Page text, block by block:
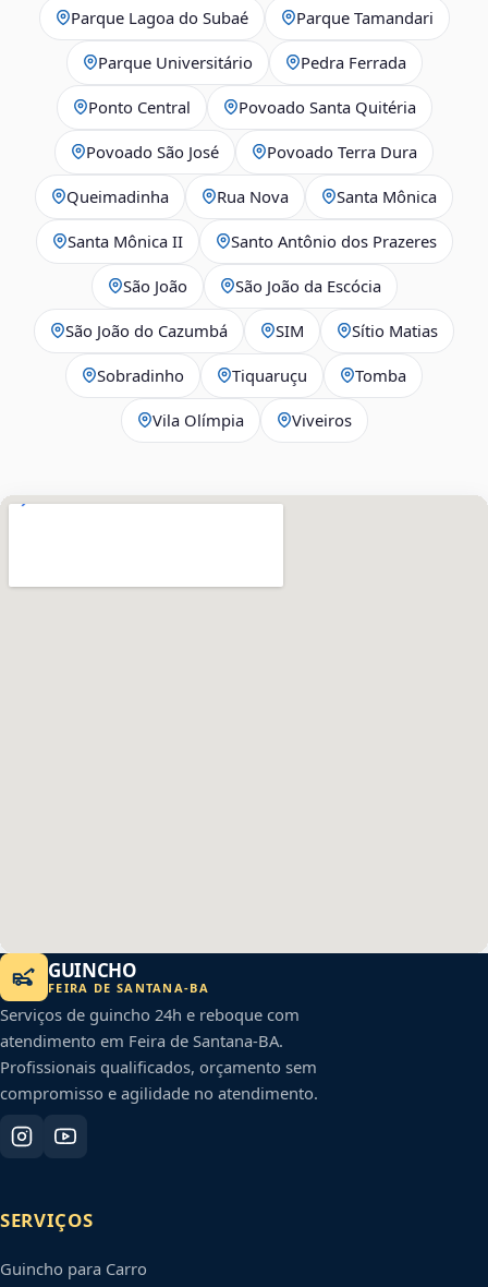
Parque Lagoa do Subaé Parque Tamandari
Parque Universitário Pedra Ferrada
Ponto Central Povoado Santa Quitéria
Povoado São José Povoado Terra Dura
Queimadinha Rua Nova Santa Mônica
Santa Mônica II Santo Antônio dos Prazeres
São João São João da Escócia
São João do Cazumbá SIM Sítio Matias
Sobradinho Tiquaruçu Tomba
Vila Olímpia Viveiros
GUINCHO
FEIRA DE SANTANA-BA
Serviços de guincho 24h e reboque com
atendimento em Feira de Santana-BA.
Profissionais qualificados, orçamento sem
compromisso e agilidade no atendimento.
SERVIÇOS
Guincho para Carro